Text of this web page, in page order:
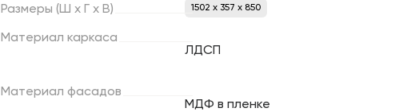
Размеры (Ш х Г х В) 1502 x 357 x 850
Материал каркаса
ЛДСП
Материал фасадов
МДФ в пленке